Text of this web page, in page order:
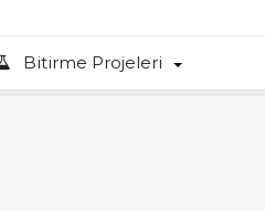
Bitirme Projeleri